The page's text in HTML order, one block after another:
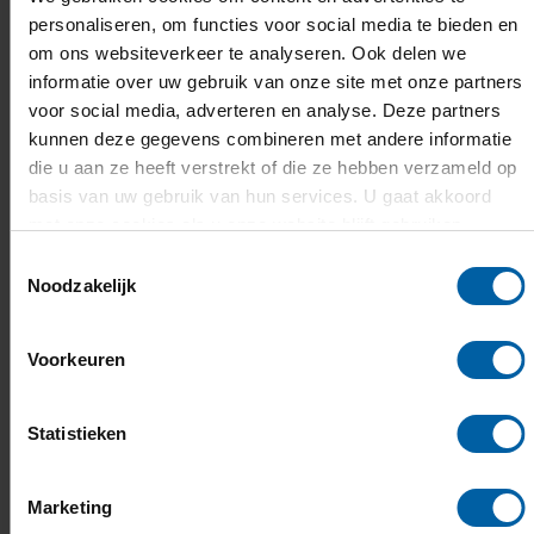
personaliseren, om functies voor social media te bieden en
om ons websiteverkeer te analyseren. Ook delen we
informatie over uw gebruik van onze site met onze partners
voor social media, adverteren en analyse. Deze partners
kunnen deze gegevens combineren met andere informatie
die u aan ze heeft verstrekt of die ze hebben verzameld op
basis van uw gebruik van hun services. U gaat akkoord
Noodzakelijk
Voorkeuren
Statistieken
Marketing
museumbelevingen). Onze aanpak bestaat
uit het nemen van de inhoud van LTG-
belevingen en deze te laden met
Storytelling op een manier die de emoties
van mensen aanspreekt. Deze
interdisciplinaire teams van BUas-
studenten. Co-creatie met klanten en
centraal.
Dit lectoraat Storytelling is nauw verbonden
met de lectoraat